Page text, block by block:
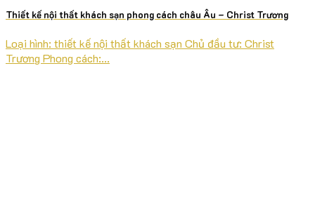
Thiết kế nội thất khách sạn phong cách châu Âu – Christ Trương
Loại hình: thiết kế nội thất khách sạn Chủ đầu tư: Christ
Trương Phong cách:...